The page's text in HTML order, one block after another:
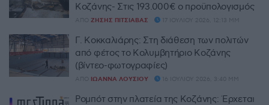
Κοζάνης- Στις 193.000€ ο προϋπολογισμός
ΑΠΌ ΖΉΣΗΣ ΠΙΤΣΙΆΒΑΣ 17 ΙΟΥΛΊΟΥ 2026, 12:13 ΜΜ
Γ. Κοκκαλιάρης: Στη διάθεση των πολιτών
από φέτος το Κολυμβητήριο Κοζάνης
(βίντεο-φωτογραφίες)
ΑΠΌ ΙΩΆΝΝΑ ΛΟΎΣΙΟΥ 16 ΙΟΥΛΊΟΥ 2026, 3:40 ΜΜ
Ρομπότ στην πλατεία της Κοζάνης: Έρχεται